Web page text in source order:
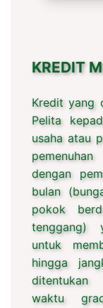
KREDIT
Kredit yang
Pelita
usaha atau
dengan
bulan
pokok
tenggang)
untuk
hingga
ditentukan
waktu